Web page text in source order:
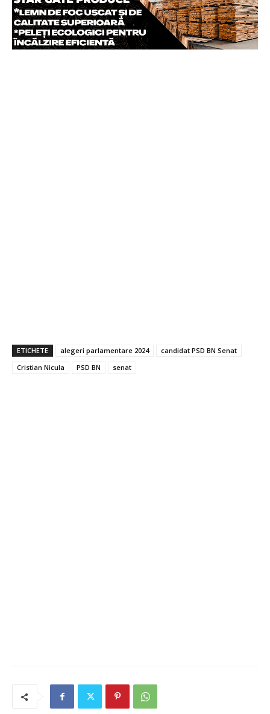
ETICHETE alegeri parlamentare 2024
candidat PSD BN Senat
Cristian Nicula
PSD BN senat